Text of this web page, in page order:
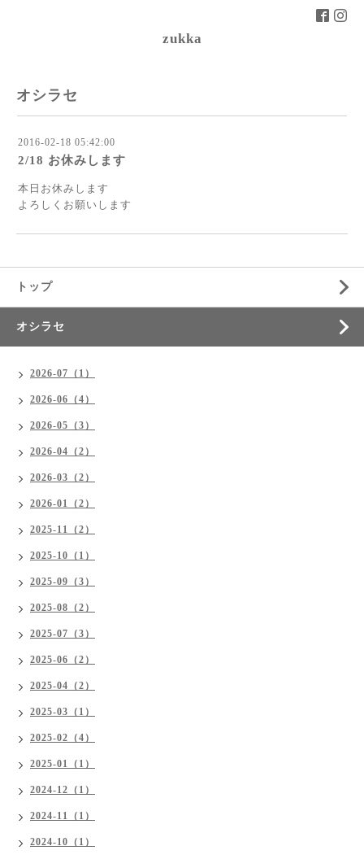
zukka
オシラセ
2016-02-18 05:42:00
2/18 お休みします
本日お休みします
よろしくお願いします
トップ
オシラセ
2026-07（1）
2026-06（4）
2026-05（3）
2026-04（2）
2026-03（2）
2026-01（2）
2025-11（2）
2025-10（1）
2025-09（3）
2025-08（2）
2025-07（3）
2025-06（2）
2025-04（2）
2025-03（1）
2025-02（4）
2025-01（1）
2024-12（1）
2024-11（1）
2024-10（1）